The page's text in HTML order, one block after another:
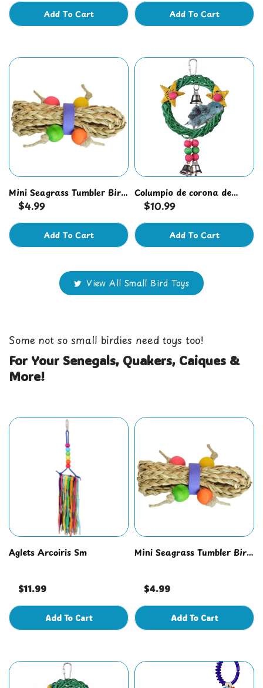
Add To Cart Add To Cart
Mini Seagrass Tumbler Bird
Foot Toy
$4.99
Add To Cart
Columpio de corona de
Navidad
$10.99
Add To Cart
View All Small Bird Toys
Some not so small birdies need toys too!
For Your Senegals, Quakers, Caiques &
More!
Aglets Arcoiris Sm
$11.99
Add To Cart
Mini Seagrass Tumbler Bird
$4.99
Add To Cart